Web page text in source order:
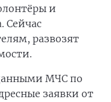
и
Сейчас
развозят
МЧС по
заявки от